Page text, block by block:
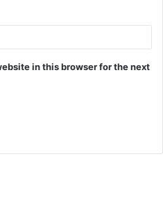
in this browser for the next